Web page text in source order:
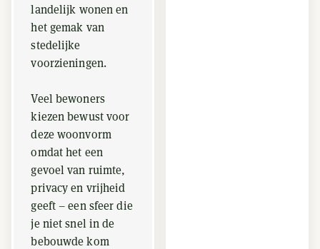
landelijk wonen en
het gemak van
stedelijke
voorzieningen.
Veel bewoners
kiezen bewust voor
deze woonvorm
omdat het een
gevoel van ruimte,
privacy en vrijheid
geeft – een sfeer die
je niet snel in de
bebouwde kom